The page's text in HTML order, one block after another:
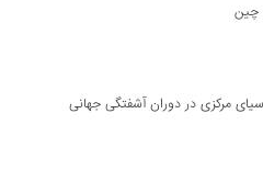
چین
مرکزی در دوران آشفتگی جهانی